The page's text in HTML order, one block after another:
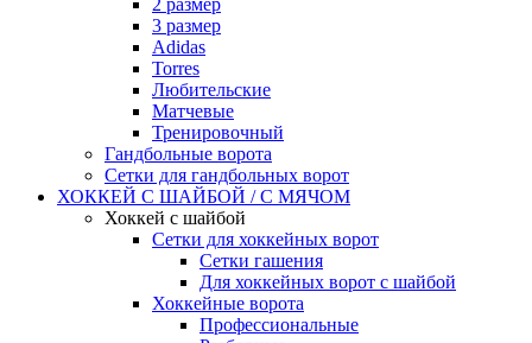
2 размер
3 размер
Adidas
Torres
Любительские
Матчевые
Тренировочный
Гандбольные ворота
Сетки для гандбольных ворот
ХОККЕЙ С ШАЙБОЙ / С МЯЧОМ
Хоккей с шайбой
Сетки для хоккейных ворот
Сетки гашения
Для хоккейных ворот с шайбой
Хоккейные ворота
Профессиональные